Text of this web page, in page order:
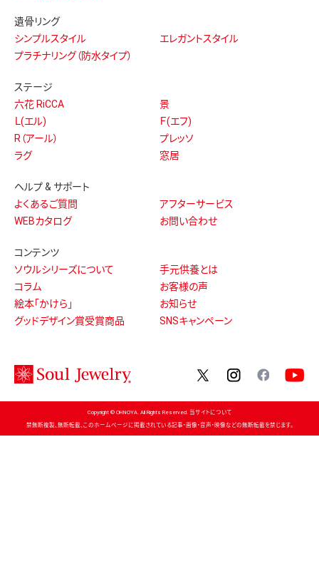
遺骨リング
シンプルスタイル
エレガントスタイル
プラチナリング（防水タイプ）
ステージ
六花 RiCCA
景
Ｌ(エル)
Ｆ(エフ)
R（アール）
プレッソ
ラグ
窓居
ヘルプ & サポート
よくあるご質問
アフターサービス
WEBカタログ
お問い合わせ
コンテンツ
ソウルシリーズについて
手元供養とは
コラム
お客様の声
絵本「かけら」
お知らせ
グッドデザイン賞受賞商品
SNSキャンペーン
twitterinstagram
Copyright © OHNOYA. All Rights Reserved. 当サイトについて
禁無断複製、無断転載、このホームページに掲載されている記事・画像・音声・映像などの無断転載を禁じます。